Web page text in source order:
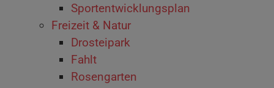
Sportentwicklungsplan
Freizeit & Natur
Drosteipark
Fahlt
Rosengarten